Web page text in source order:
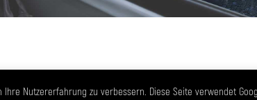
Ihre Nutzererfahrung zu verbessern. Diese Seite verwendet